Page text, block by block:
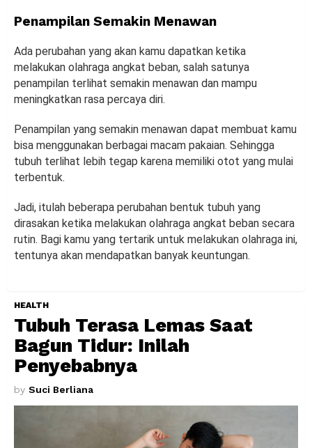
Penampilan Semakin Menawan
Ada perubahan yang akan kamu dapatkan ketika
melakukan olahraga angkat beban, salah satunya
penampilan terlihat semakin menawan dan mampu
meningkatkan rasa percaya diri.
Penampilan yang semakin menawan dapat membuat kamu
bisa menggunakan berbagai macam pakaian. Sehingga
tubuh terlihat lebih tegap karena memiliki otot yang mulai
terbentuk.
Jadi, itulah beberapa perubahan bentuk tubuh yang
dirasakan ketika melakukan olahraga angkat beban secara
rutin. Bagi kamu yang tertarik untuk melakukan olahraga ini,
tentunya akan mendapatkan banyak keuntungan.
HEALTH
Tubuh Terasa Lemas Saat
Bagun Tidur: Inilah
Penyebabnya
by Suci Berliana